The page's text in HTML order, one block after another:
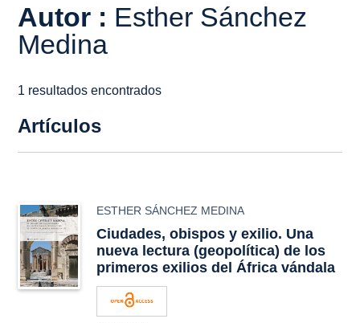
Autor : Esther Sánchez
Medina
1 resultados encontrados
Artículos
ESTHER SÁNCHEZ MEDINA
Ciudades, obispos y exilio. Una
nueva lectura (geopolítica) de los
primeros exilios del África vándala